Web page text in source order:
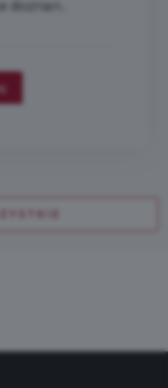
doznan...